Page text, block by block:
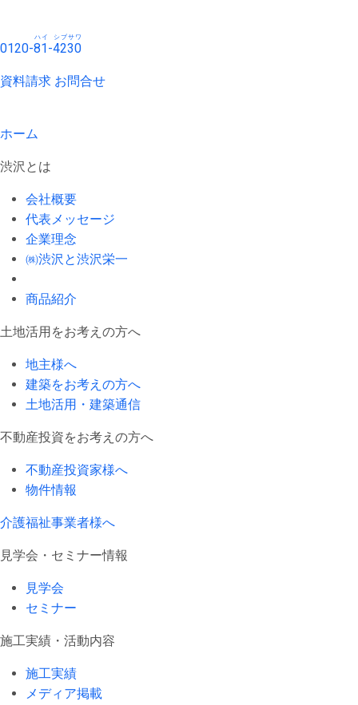
0120-81
ハイ
-4230
シブサワ
資料請求 お問合せ
ホーム
渋沢とは
会社概要
代表メッセージ
企業理念
㈱渋沢と渋沢栄一
商品紹介
土地活用をお考えの方へ
地主様へ
建築をお考えの方へ
土地活用・建築通信
不動産投資をお考えの方へ
不動産投資家様へ
物件情報
介護福祉事業者様へ
見学会・セミナー情報
見学会
セミナー
施工実績・活動内容
施工実績
メディア掲載